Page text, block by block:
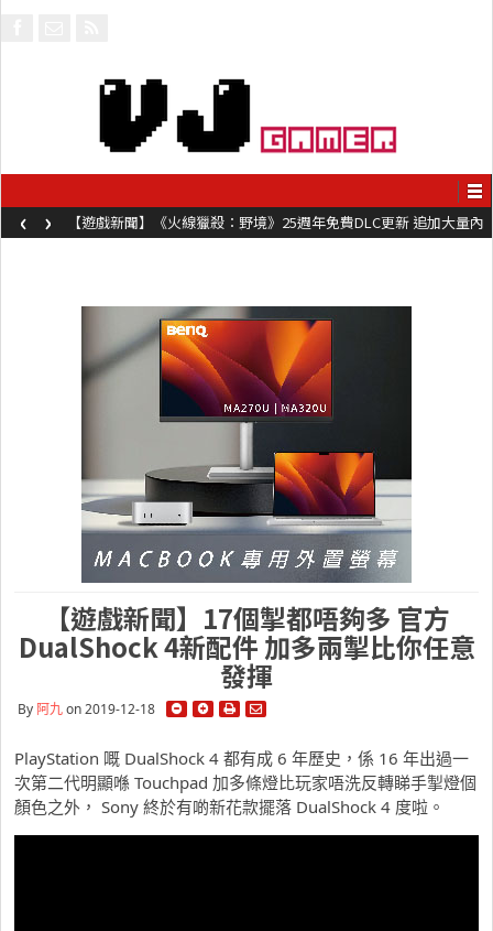
【遊戲新聞】《火線獵殺：野境》25週年免費DLC更新 追加大量內
容同時系舊作限時超平價折扣
‹ ›
【遊戲新聞】17個掣都唔夠多 官方
DualShock 4新配件 加多兩掣比你任意
發揮
By 阿九on 2019-12-18
PlayStation 嘅 DualShock 4 都有成 6 年歷史，係 16 年出過一
次第二代明顯喺 Touchpad 加多條燈比玩家唔洗反轉睇手掣燈個
顏色之外， Sony 終於有啲新花款擺落 DualShock 4 度啦。